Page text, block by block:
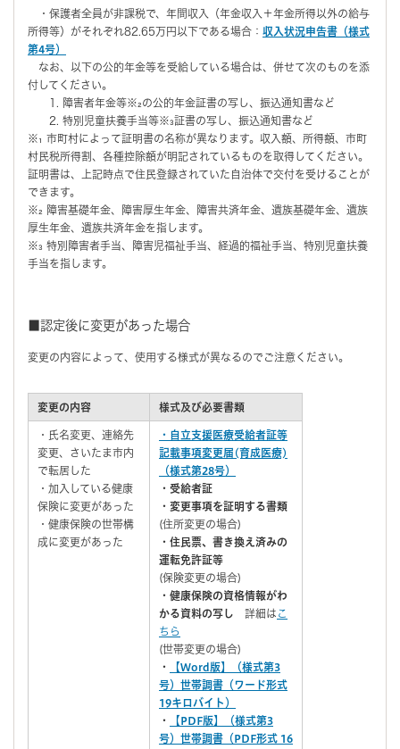
・保護者全員が非課税で、年間収入（年金収入＋年金所得以外の給与
所得等）がそれぞれ82.65万円以下である場合： 収入状況申告書（様式
第4号）
なお、以下の公的年金等を受給している場合は、併せて次のものを添
付してください。
1. 障害者年金等※₂の公的年金証書の写し、振込通知書など
2. 特別児童扶養手当等※₃証書の写し、振込通知書など
※₁ 市町村によって証明書の名称が異なります。収入額、所得額、市町
村民税所得割、各種控除額が明記されているものを取得してください。
証明書は、上記時点で住民登録されていた自治体で交付を受けることが
できます。
※₂ 障害基礎年金、障害厚生年金、障害共済年金、遺族基礎年金、遺族
厚生年金、遺族共済年金を指します。
※₃ 特別障害者手当、障害児福祉手当、経過的福祉手当、特別児童扶養
手当を指します。
■認定後に変更があった場合
変更の内容によって、使用する様式が異なるのでご注意ください。
変更の内容 様式及び必要書類
・氏名変更、連絡先
変更、さいたま市内
で転居した
・加入している健康
保険に変更があった
・健康保険の世帯構
成に変更があった
・自立支援医療受給者証等
記載事項変更届(育成医療)
（様式第28号）
・受給者証
・変更事項を証明する書類
(住所変更の場合)
・住民票、書き換え済みの
運転免許証等
(保険変更の場合)
・健康保険の資格情報がわ
かる資料の写し 詳細は こ
ちら
(世帯変更の場合)
・
【Word版】（様式第3
号）世帯調書（ワード形式
19キロバイト）
・
【PDF版】（様式第3
号）世帯調書（PDF形式 16